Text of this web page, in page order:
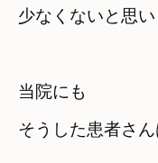
少なくないと思
当院にも
そうした患者さ